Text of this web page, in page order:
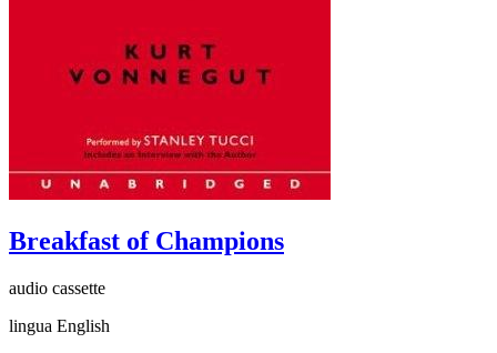
Breakfast of Champions
audio cassette
lingua English